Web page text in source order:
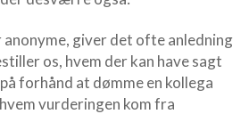
anonyme, giver det ofte anledning
os, hvem der kan have sagt
forhånd at dømme en kollega
vurderingen kom fra